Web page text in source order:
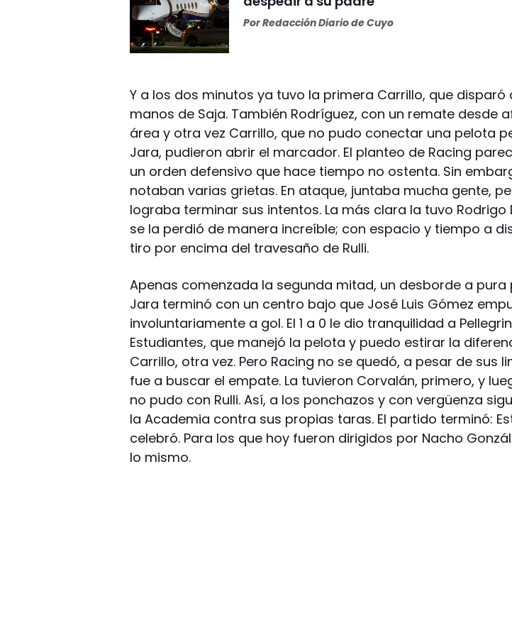
PorRedacción Diario de Cuyo
Y a los dos minutos ya tuvo la primera Carrillo, que disparó
manos de Saja. También Rodríguez, con un remate desde
área y otra vez Carrillo, que no pudo conectar una pelota
Jara, pudieron abrir el marcador. El planteo de Racing
un orden defensivo que hace tiempo no ostenta. Sin
notaban varias grietas. En ataque, juntaba mucha gente,
lograba terminar sus intentos. La más clara la tuvo Rodrigo
se la perdió de manera increíble; con espacio y tiempo a
tiro por encima del travesaño de Rulli.
Apenas comenzada la segunda mitad, un desborde a
Jara terminó con un centro bajo que José Luis Gómez
involuntariamente a gol. El 1 a 0 le dio tranquilidad a
Estudiantes, que manejó la pelota y puedo estirar la
Carrillo, otra vez. Pero Racing no se quedó, a pesar de sus
fue a buscar el empate. La tuvieron Corvalán, primero, y
no pudo con Rulli. Así, a los ponchazos y con vergüenza
la Academia contra sus propias taras. El partido terminó:
celebró. Para los que hoy fueron dirigidos por Nacho
lo mismo.